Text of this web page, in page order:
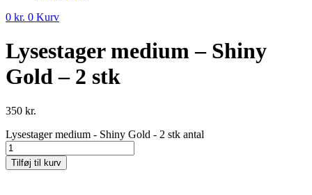
0 kr. 0 Kurv
Lysestager medium – Shiny
Gold – 2 stk
350 kr.
Lysestager medium - Shiny Gold - 2 stk antal
Tilføj til kurv